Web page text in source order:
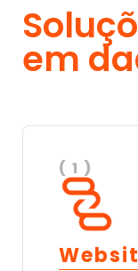
em
( 1 )